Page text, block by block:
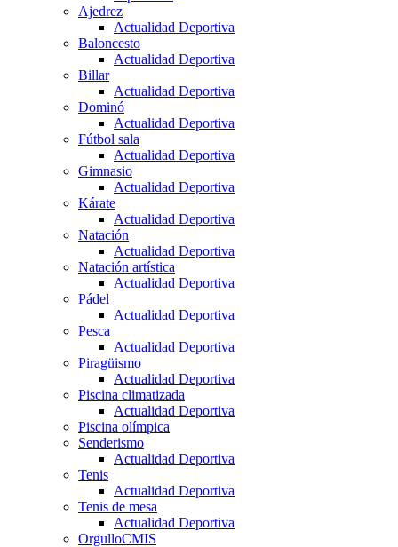
Ajedrez
Actualidad Deportiva
Baloncesto
Actualidad Deportiva
Billar
Actualidad Deportiva
Dominó
Actualidad Deportiva
Fútbol sala
Actualidad Deportiva
Gimnasio
Actualidad Deportiva
Kárate
Actualidad Deportiva
Natación
Actualidad Deportiva
Natación artística
Actualidad Deportiva
Pádel
Actualidad Deportiva
Pesca
Actualidad Deportiva
Piragüismo
Actualidad Deportiva
Piscina climatizada
Actualidad Deportiva
Piscina olímpica
Senderismo
Actualidad Deportiva
Tenis
Actualidad Deportiva
Tenis de mesa
Actualidad Deportiva
OrgulloCMIS